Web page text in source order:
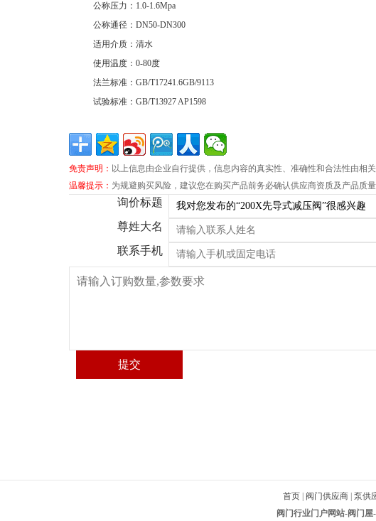
公称压力：1.0-1.6Mpa
公称通径：DN50-DN300
适用介质：清水
使用温度：0-80度
法兰标准：GB/T17241.6GB/9113
试验标准：GB/T13927 AP1598
免责声明： 以上信息由企业自行提供，信息内容的真实性、准确性和合法性由相关
温馨提示： 为规避购买风险，建议您在购买产品前务必确认供应商资质及产品质量
询价标题
尊姓大名
联系手机
首页 阀门供应商 泵供
阀门行业门户网站-阀门